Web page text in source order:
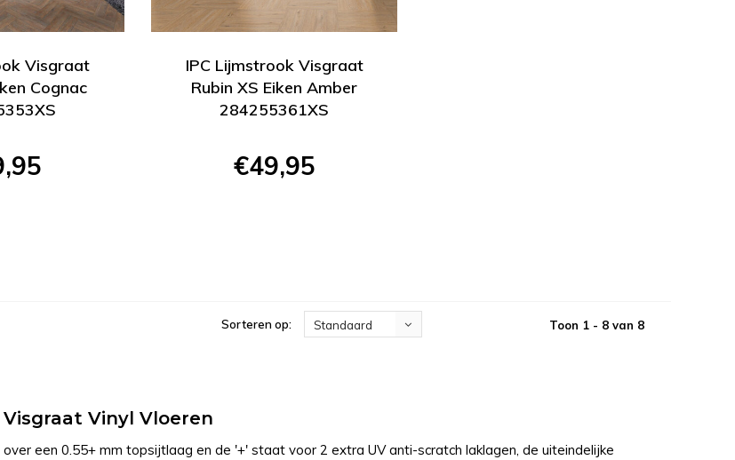
Visgraat
Cognac
IPC Lijmstrook Visgraat
Rubin XS Eiken Amber
284255361XS
€49,95
Sorteren op: Standaard Toon 1 - 8 van 8
Visgraat Vinyl Vloeren
een 0.55+ mm topsijtlaag en de '+' staat voor 2 extra UV anti-scratch laklagen, de uiteindelijke